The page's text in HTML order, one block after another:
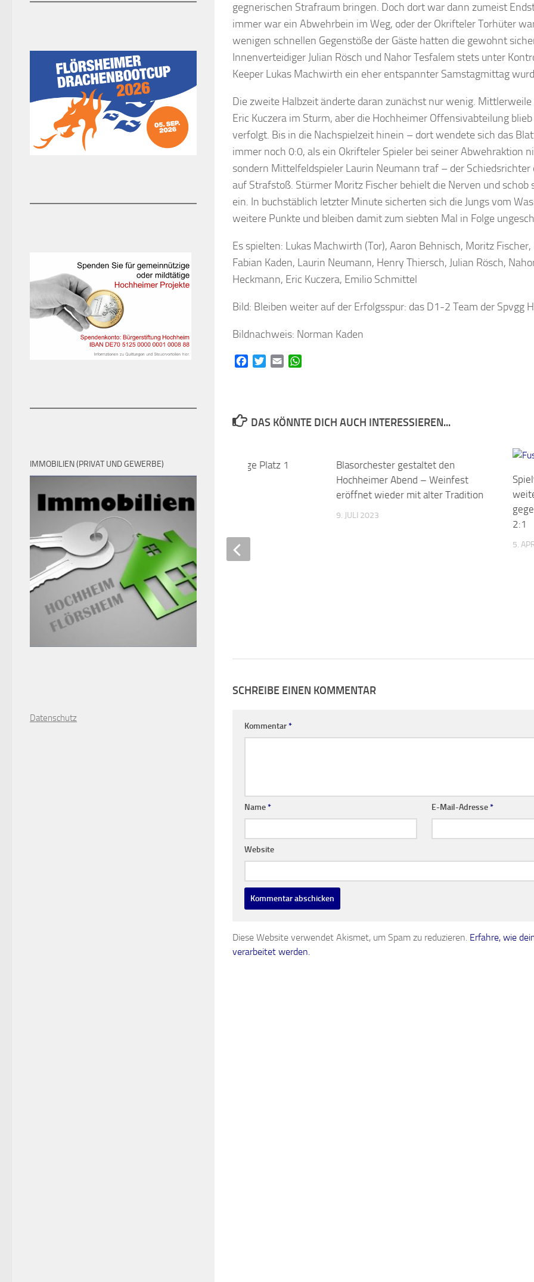
gegnerischen Strafraum bringen. Doch dort war dann zumeist
immer war ein Abwehrbein im Weg, oder der Okrifteler Torhüter
wenigen schnellen Gegenstöße der Gäste hatten die gewohnt
Innenverteidiger Julian Rösch und Nahor Tesfalem stets unter
Keeper Lukas Machwirth ein eher entspannter Samstagmittag
Die zweite Halbzeit änderte daran zunächst nur wenig.
Eric Kuczera im Sturm, aber die Hochheimer Offensivabteilung
verfolgt. Bis in die Nachspielzeit hinein – dort wendete sich das
immer noch 0:0, als ein Okrifteler Spieler bei seiner Abwehraktion
sondern Mittelfeldspieler Laurin Neumann traf – der
auf Strafstoß. Stürmer Moritz Fischer behielt die Nerven und schob
ein. In buchstäblich letzter Minute sicherten sich die Jungs vom
weitere Punkte und bleiben damit zum siebten Mal in Folge
Es spielten: Lukas Machwirth (Tor), Aaron Behnisch, Moritz Fischer,
Fabian Kaden, Laurin Neumann, Henry Thiersch, Julian Rösch,
Heckmann, Eric Kuczera, Emilio Schmittel
Bild: Bleiben weiter auf der Erfolgsspur: das D1-2 Team der Spvgg
Bildnachweis: Norman Kaden
FacebookTwitterEmail
DAS KÖNNTE DICH AUCH INTERESSIEREN...
Blasorchester gestaltet den
Hochheimer Abend – Weinfest
eröffnet wieder mit alter Tradition
9. JULI 2023
2:1
5.
Nach 4 Siegen in Folge Platz 1
SCHREIBE EINEN KOMMENTAR
Kommentar*
Name* E-Mail-Adresse*
Website
Diese Website verwendet Akismet, um Spam zu reduzieren. Erfahre, wie
verarbeitet werden.
IMMOBILIEN (PRIVAT UND GEWERBE)
Datenschutz